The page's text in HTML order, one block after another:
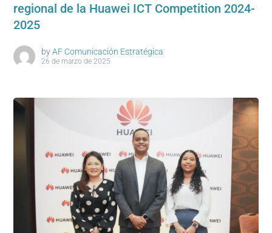
regional de la Huawei ICT Competition 2024-
2025
by AF Comunicación Estratégica
26 de marzo de 2025